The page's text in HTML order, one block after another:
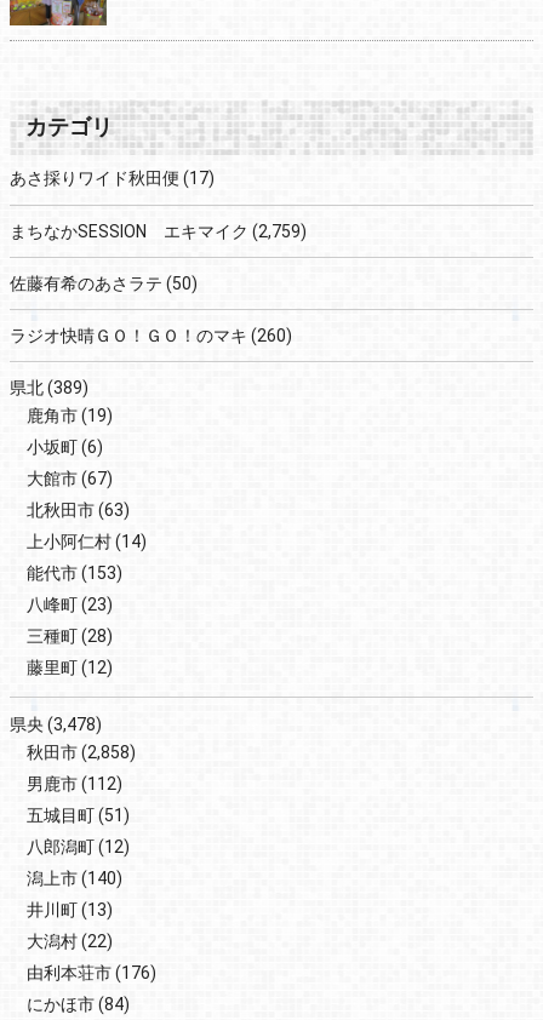
カテゴリ
あさ採りワイド秋田便 (17)
まちなかSESSION エキマイク (2,759)
佐藤有希のあさラテ (50)
ラジオ快晴ＧＯ！ＧＯ！のマキ (260)
県北(389)
鹿角市(19)
小坂町(6)
大館市(67)
北秋田市(63)
上小阿仁村(14)
能代市(153)
八峰町(23)
三種町(28)
藤里町(12)
県央(3,478)
秋田市(2,858)
男鹿市(112)
五城目町(51)
八郎潟町(12)
潟上市(140)
井川町(13)
大潟村(22)
由利本荘市(176)
にかほ市(84)